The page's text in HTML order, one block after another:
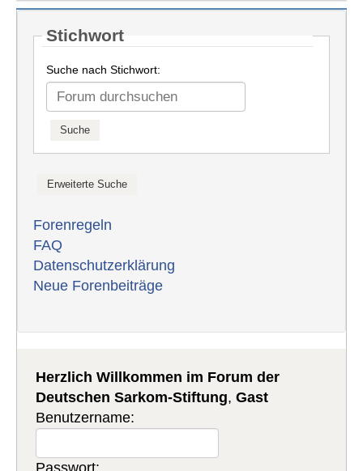
Stichwort
Suche nach Stichwort:
Forenregeln
FAQ
Datenschutzerklärung
Neue Forenbeiträge
Herzlich Willkommen im Forum der
Deutschen Sarkom-Stiftung,Gast
Benutzername: